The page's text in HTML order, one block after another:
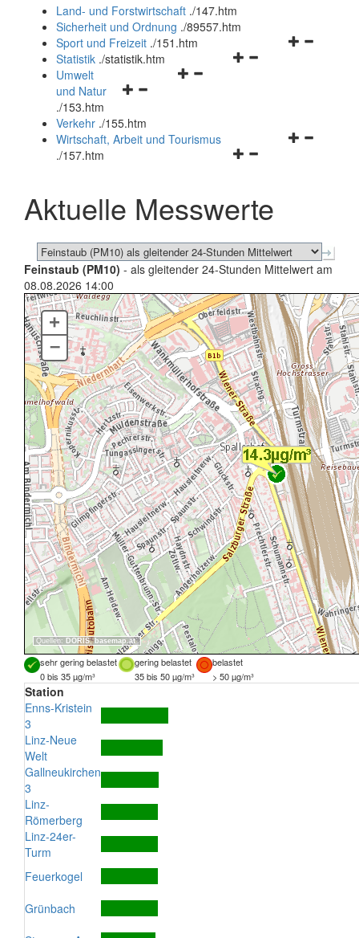
und
schließen
Land- und Forstwirtschaft ./147.htm
Sicherheit und Ordnung ./89557.htm
Navigationsmenü
Sport und Freizeit ./151.htm
Navigationsmenü
Statistik ./statistik.htm
Navigationsmenü
und
schließen
Umwelt
und Natur
./153.htm
Verkehr ./155.htm
Navigationsmenü
schließen
Wirtschaft, Arbeit und Tourismus
./157.htm
Aktuelle Messwerte
Feinstaub (PM10) - als gleitender 24-Stunden Mittelwert am
08.08.2026 14:00
Quellen: DORIS, basemap.at
+
–
sehr gering belastet gering belastet
belastet
0 bis 35 µg/m³
35 bis 50 µg/m³ > 50 µg/m³
Station
Enns-Kristein
3
Linz-Neue
Welt
Gallneukirchen
3
Linz-
Römerberg
Linz-24er-
Turm
Feuerkogel
Grünbach